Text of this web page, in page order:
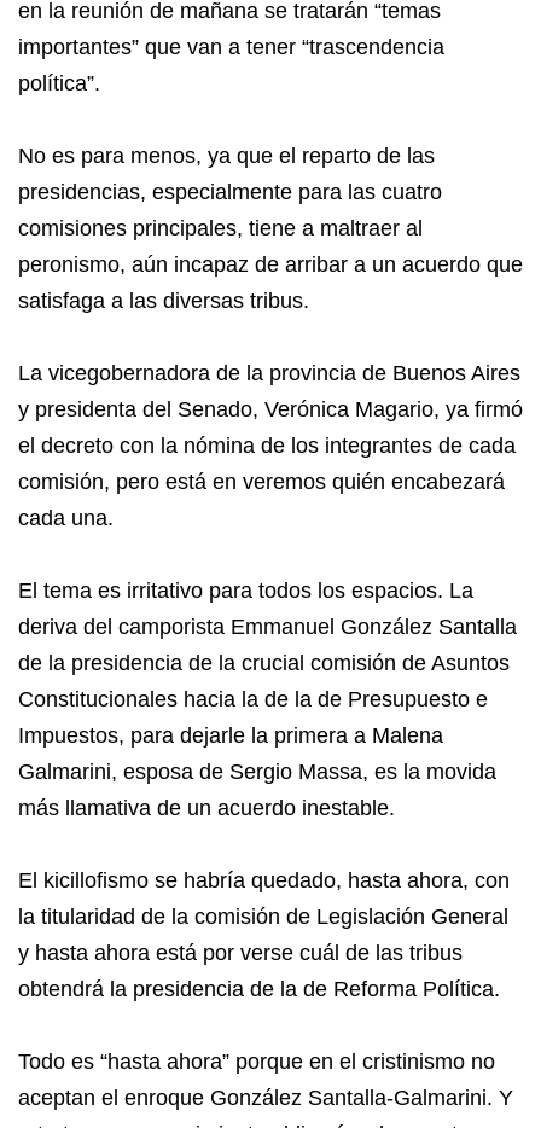
en la reunión de mañana se tratarán “temas
importantes” que van a tener “trascendencia
política”.
No es para menos, ya que el reparto de las
presidencias, especialmente para las cuatro
comisiones principales, tiene a maltraer al
peronismo, aún incapaz de arribar a un acuerdo que
satisfaga a las diversas tribus.
La vicegobernadora de la provincia de Buenos Aires
y presidenta del Senado, Verónica Magario, ya firmó
el decreto con la nómina de los integrantes de cada
comisión, pero está en veremos quién encabezará
cada una.
El tema es irritativo para todos los espacios. La
deriva del camporista Emmanuel González Santalla
de la presidencia de la crucial comisión de Asuntos
Constitucionales hacia la de la de Presupuesto e
Impuestos, para dejarle la primera a Malena
Galmarini, esposa de Sergio Massa, es la movida
más llamativa de un acuerdo inestable.
El kicillofismo se habría quedado, hasta ahora, con
la titularidad de la comisión de Legislación General
y hasta ahora está por verse cuál de las tribus
obtendrá la presidencia de la de Reforma Política.
Todo es “hasta ahora” porque en el cristinismo no
aceptan el enroque González Santalla-Galmarini. Y